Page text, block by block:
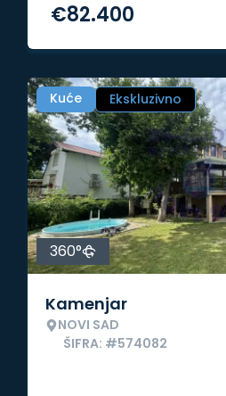
€82.400
Kuće Ekskluzivno
360°
Kamenjar
NOVI SAD
ŠIFRA: #574082